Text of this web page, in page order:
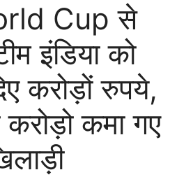
Cup से
इंडिया को
करोड़ों रुपये,
करोड़ो कमा गए